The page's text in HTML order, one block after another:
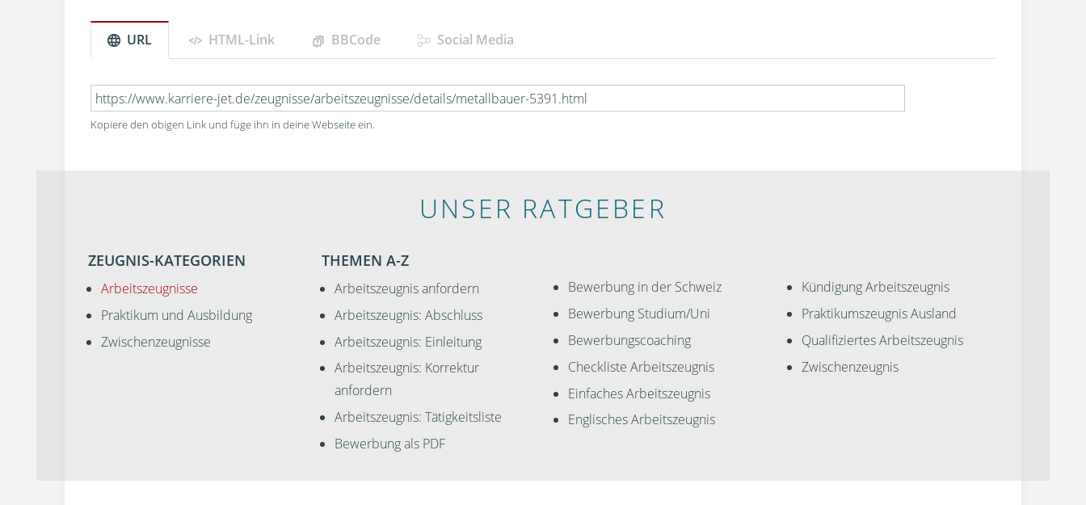
URL HTML-Link BBCode Social Media
Kopiere den obigen Link und füge ihn in deine Webseite ein.
UNSER RATGEBER
ZEUGNIS-KATEGORIEN
Arbeitszeugnisse
Praktikum und Ausbildung
Zwischenzeugnisse
THEMEN A-Z
Arbeitszeugnis anfordern
Arbeitszeugnis: Abschluss
Arbeitszeugnis: Einleitung
Arbeitszeugnis: Korrektur
anfordern
Arbeitszeugnis: Tätigkeitsliste
Bewerbung als PDF
Bewerbung in der Schweiz
Bewerbung Studium/Uni
Bewerbungscoaching
Checkliste Arbeitszeugnis
Einfaches Arbeitszeugnis
Englisches Arbeitszeugnis
Kündigung Arbeitszeugnis
Praktikumszeugnis Ausland
Qualifiziertes Arbeitszeugnis
Zwischenzeugnis